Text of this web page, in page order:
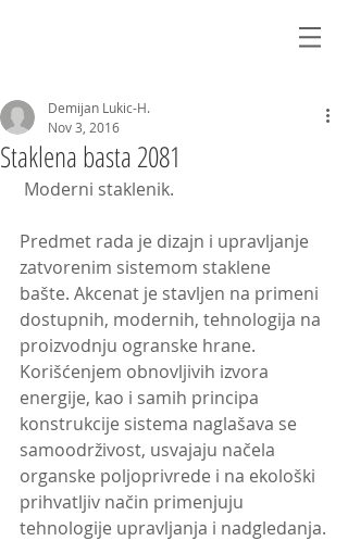
Staklena basta 2081
Demijan Lukic-H.
Nov 3, 2016
Moderni staklenik.
Predmet rada je dizajn i upravljanje
zatvorenim sistemom staklene
bašte. Akcenat je stavljen na primeni
dostupnih, modernih, tehnologija na
proizvodnju ogranske hrane.
Korišćenjem obnovljivih izvora
energije, kao i samih principa
konstrukcije sistema naglašava se
samoodrživost, usvajaju načela
organske poljoprivrede i na ekološki
prihvatljiv način primenjuju
tehnologije upravljanja i nadgledanja.